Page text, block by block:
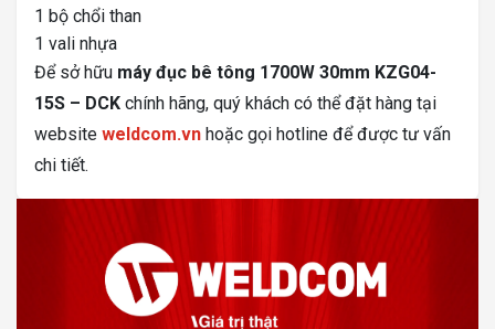
1 bộ chổi than
1 vali nhựa
Để sở hữu máy đục bê tông 1700W 30mm KZG04-
15S – DCK chính hãng, quý khách có thể đặt hàng tại
website weldcom.vn hoặc gọi hotline để được tư vấn
chi tiết.